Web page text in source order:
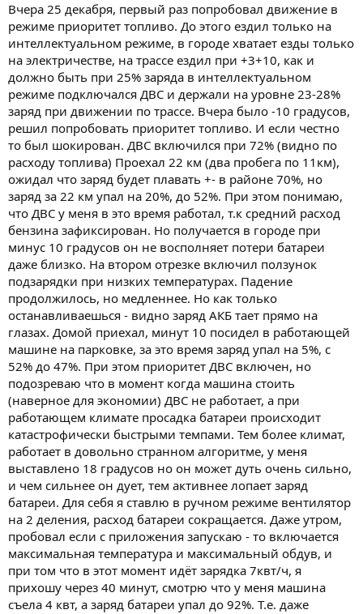
Вчера 25 декабря, первый раз попробовал движение в
режиме приоритет топливо. До этого ездил только на
интеллектуальном режиме, в городе хватает езды только
на электричестве, на трассе ездил при +3+10, как и
должно быть при 25% заряда в интеллектуальном
режиме подключался ДВС и держали на уровне 23-28%
заряд при движении по трассе. Вчера было -10 градусов,
решил попробовать приоритет топливо. И если честно
то был шокирован. ДВС включился при 72% (видно по
расходу топлива) Проехал 22 км (два пробега по 11км),
ожидал что заряд будет плавать +- в районе 70%, но
заряд за 22 км упал на 20%, до 52%. При этом понимаю,
что ДВС у меня в это время работал, т.к средний расход
бензина зафиксирован. Но получается в городе при
минус 10 градусов он не восполняет потери батареи
даже близко. На втором отрезке включил ползунок
подзарядки при низких температурах. Падение
продолжилось, но медленнее. Но как только
останавливаешься - видно заряд АКБ тает прямо на
глазах. Домой приехал, минут 10 посидел в работающей
машине на парковке, за это время заряд упал на 5%, с
52% до 47%. При этом приоритет ДВС включен, но
подозреваю что в момент когда машина стоить
(наверное для экономии) ДВС не работает, а при
работающем климате просадка батареи происходит
катастрофически быстрыми темпами. Тем более климат,
работает в довольно странном алгоритме, у меня
выставлено 18 градусов но он может дуть очень сильно,
и чем сильнее он дует, тем активнее лопает заряд
батареи. Для себя я ставлю в ручном режиме вентилятор
на 2 деления, расход батареи сокращается. Даже утром,
пробовал если с приложения запускаю - то включается
максимальная температура и максимальный обдув, и
при том что в этот момент идёт зарядка 7квт/ч, я
прихошу через 40 минут, смотрю что у меня машина
съела 4 квт, а заряд батареи упал до 92%. Т.е. даже